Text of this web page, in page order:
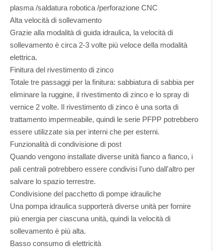
plasma /saldatura robotica /perforazione CNC
Alta velocità di sollevamento
Grazie alla modalità di guida idraulica, la velocità di
sollevamento è circa 2-3 volte più veloce della modalità
elettrica.
Finitura del rivestimento di zinco
Totale tre passaggi per la finitura: sabbiatura di sabbia per
eliminare la ruggine, il rivestimento di zinco e lo spray di
vernice 2 volte. Il rivestimento di zinco è una sorta di
trattamento impermeabile, quindi le serie PFPP potrebbero
essere utilizzate sia per interni che per esterni.
Funzionalità di condivisione di post
Quando vengono installate diverse unità fianco a fianco, i
pali centrali potrebbero essere condivisi l'uno dall'altro per
salvare lo spazio terrestre.
Condivisione del pacchetto di pompe idrauliche
Una pompa idraulica supporterà diverse unità per fornire
più energia per ciascuna unità, quindi la velocità di
sollevamento è più alta.
Basso consumo di elettricità